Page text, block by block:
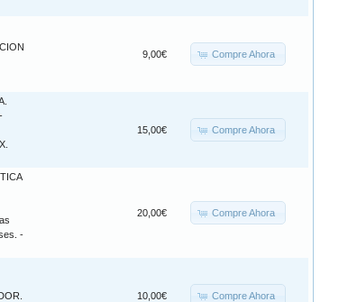
9,00€ Compre Ahora
15,00€ Compre Ahora
-
20,00€ Compre Ahora
10,00€ Compre Ahora